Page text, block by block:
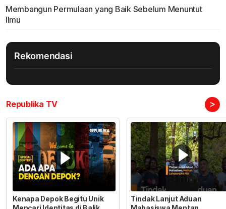
Membangun Permulaan yang Baik Sebelum Menuntut
Ilmu
Rekomendasi
Republika TV >
Kenapa Depok Begitu Unik
Tindak Lanjut Aduan